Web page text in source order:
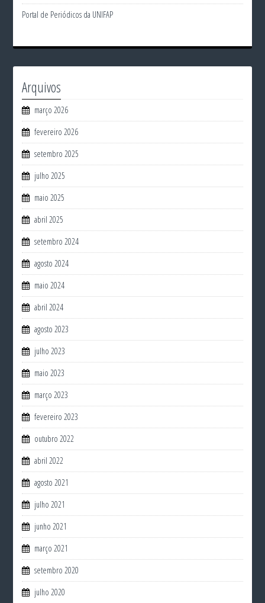
Portal de Periódicos da UNIFAP
Arquivos
março 2026
fevereiro 2026
setembro 2025
julho 2025
maio 2025
abril 2025
setembro 2024
agosto 2024
maio 2024
abril 2024
agosto 2023
julho 2023
maio 2023
março 2023
fevereiro 2023
outubro 2022
abril 2022
agosto 2021
julho 2021
junho 2021
março 2021
setembro 2020
julho 2020